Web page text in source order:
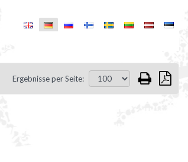
Ergebnisse per Seite: